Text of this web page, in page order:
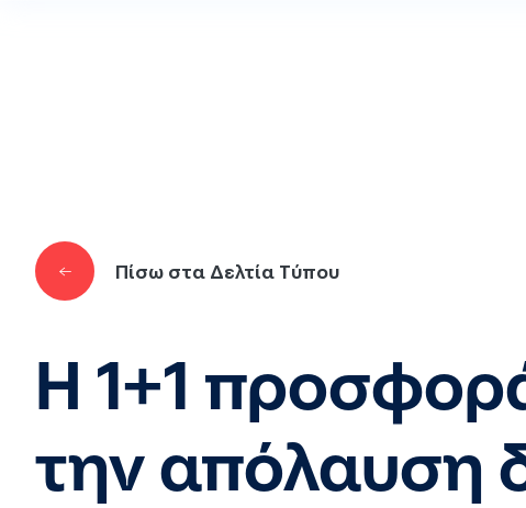
Πίσω στα Δελτία Τύπου
Η 1+1
την απόλαυση